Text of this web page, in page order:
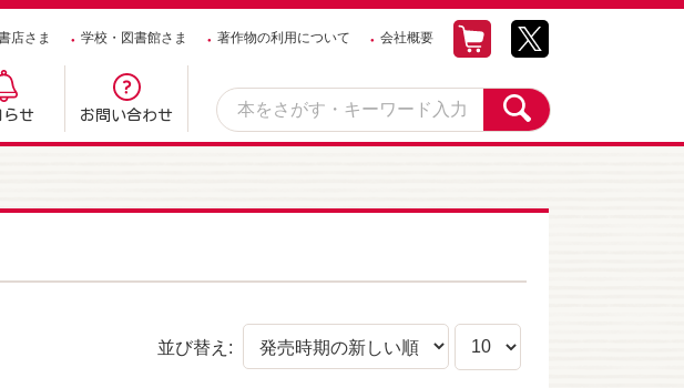
店さま 学校・図書館さま 著作物の利用について 会社概要
らせ お問い合わせ
並び替え: